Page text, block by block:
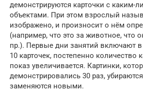
демонстрируются карточки с каким-
объектами. При этом взрослый
изображено, и произносит о нём
(например, что это за животное, что
пр.). Первые дни занятий включают в
10 карточек, постепенно количество
показ увеличивается. Картинки,
демонстрировались 30 раз,
заменяются новыми.